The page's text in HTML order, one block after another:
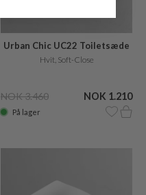
Urban Chic UC22 Toiletsæde
Hvit, Soft-Close
NOK 3.460 NOK 1.210
På lager